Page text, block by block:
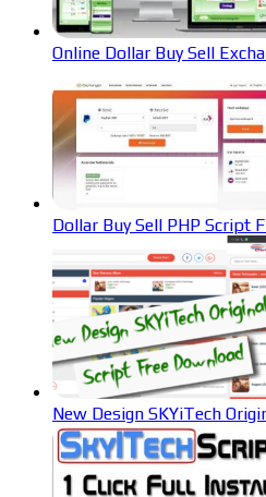
Online Dollar Buy Sell
Dollar Buy Sell PHP Script
New Design SKYiTech